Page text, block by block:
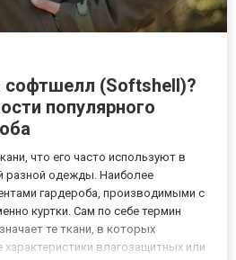
софтшелл (Softshell)?
популярного
что его часто используют в
разной одежды. Наиболее
гардероба, производимыми с
куртки. Сам по себе термин
те ткани, в которых
влагозащитных или